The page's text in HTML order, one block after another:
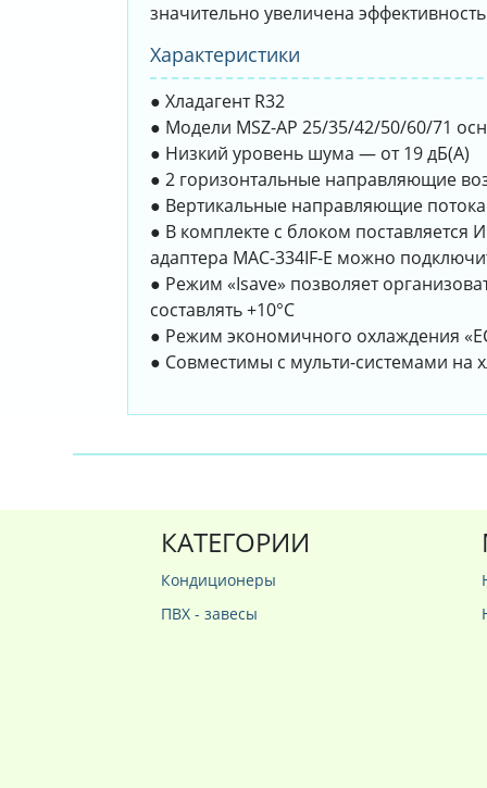
значительно увеличена
Характеристики
● Хладагент R32
● Модели MSZ-AP 25/35/42/50/60/71
● Низкий уровень шума — от 19 дБ(А)
● 2 горизонтальные направляющие
● Вертикальные направляющие
● В комплекте с блоком
адаптера MAC-334IF-E можно
● Режим «Isave» позволяет
составлять +10°С
● Режим экономичного охлаждения
● Совместимы с мульти-системами на
КАТЕГОРИИ
Кондиционеры
ПВХ - завесы